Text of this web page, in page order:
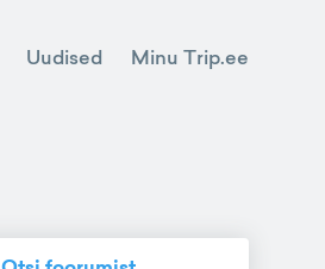
Uudised Minu Trip.ee